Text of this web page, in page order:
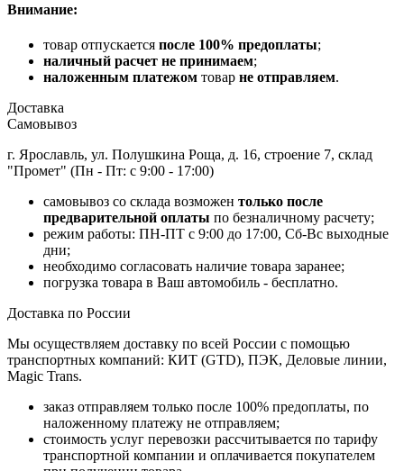
Внимание:
товар отпускается после 100% предоплаты;
наличный расчет не принимаем;
наложенным платежом товар не отправляем.
Доставка
Самовывоз
г. Ярославль, ул. Полушкина Роща, д. 16, строение 7, склад
"Промет" (Пн - Пт: с 9:00 - 17:00)
самовывоз со склада возможен только после
предварительной оплаты по безналичному расчету;
режим работы: ПН-ПТ с 9:00 до 17:00, Сб-Вс выходные
дни;
необходимо согласовать наличие товара заранее;
погрузка товара в Ваш автомобиль - бесплатно.
Доставка по России
Мы осуществляем доставку по всей России с помощью
транспортных компаний: КИТ (GTD), ПЭК, Деловые линии,
Magic Trans.
заказ отправляем только после 100% предоплаты, по
наложенному платежу не отправляем;
стоимость услуг перевозки рассчитывается по тарифу
транспортной компании и оплачивается покупателем